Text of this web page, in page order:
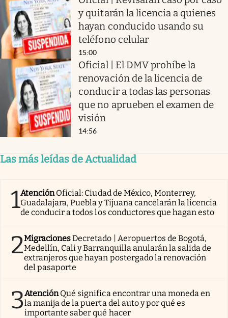
y quitarán la licencia a quienes
hayan conducido usando su
teléfono celular
15:00
Oficial | El DMV prohíbe la
renovación de la licencia de
conducir a todas las personas
que no aprueben el examen de
visión
14:56
Las más leídas de Actualidad
1AtenciónOficial: Ciudad de México, Monterrey,
Guadalajara, Puebla y Tijuana cancelarán la licencia
de conducir a todos los conductores que hagan esto
2MigracionesDecretado | Aeropuertos de Bogotá,
Medellín, Cali y Barranquilla anularán la salida de
extranjeros que hayan postergado la renovación
del pasaporte
3AtenciónQué significa encontrar una moneda en
la manija de la puerta del auto y por qué es
importante saber qué hacer